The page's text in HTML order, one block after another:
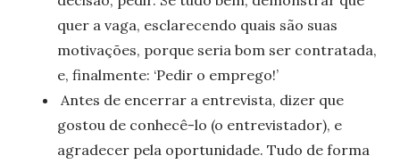
quer a vaga, esclarecendo quais são suas
motivações, porque seria bom ser contratada,
e, finalmente: ‘Pedir o emprego!’
Antes de encerrar a entrevista, dizer que
gostou de conhecê-lo (o entrevistador), e
agradecer pela oportunidade. Tudo de forma